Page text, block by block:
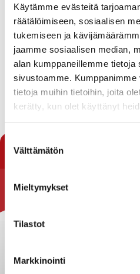
Käytämme evästeitä
räätälöimiseen, sosiaalisen
tukemiseen ja
jaamme sosiaalisen median,
alan kumppaneillemme tietoja
sivustoamme. Kumppanimme
tietoja muihin tietoihin, joita
kerätty, kun olet käyttänyt
valinta
Välttämätön
Mieltymykset
Tilastot
Markkinointi
Perusturvaosaston
Suomen Punaisen Ristin
kuljetustukianomus
Perheneuvolapalveluiden
Ilmoitusasiat
Viranhaltijoiden pöytäkirjat
Lataa pöytäkirja
« Pöytäkirjat
Yhteystiedot
Strategiat, ohjelmat, ohjeet,
sopimukset